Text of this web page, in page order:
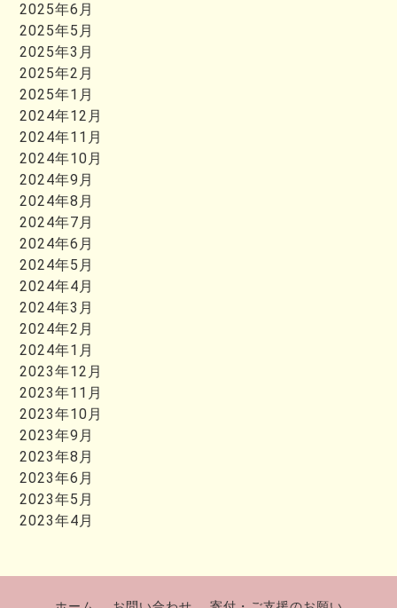
2025年6月
2025年5月
2025年3月
2025年2月
2025年1月
2024年12月
2024年11月
2024年10月
2024年9月
2024年8月
2024年7月
2024年6月
2024年5月
2024年4月
2024年3月
2024年2月
2024年1月
2023年12月
2023年11月
2023年10月
2023年9月
2023年8月
2023年6月
2023年5月
2023年4月